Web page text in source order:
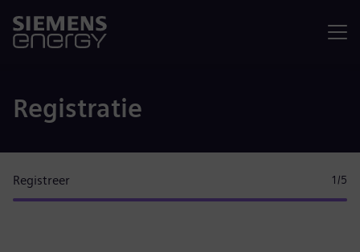
Registratie
Registreer 1 /5